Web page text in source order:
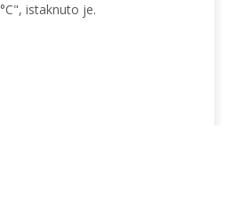
istaknuto je.